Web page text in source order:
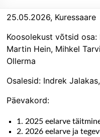
25.05.2026, Kuressaare
Koosolekust võtsid osa:
Martin Hein, Mihkel
Ollerma
Osalesid: Indrek
Päevakord:
1. 2025 eelarve
2. 2026 eelarve ja